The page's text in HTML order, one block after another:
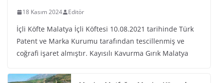
18 Kasım 2024 Editör
İçli Köfte Malatya İçli Köftesi 10.08.2021 tarihinde Türk
Patent ve Marka Kurumu tarafından tescillenmiş ve
coğrafi işaret almıştır. Kayısılı Kavurma Gırık Malatya